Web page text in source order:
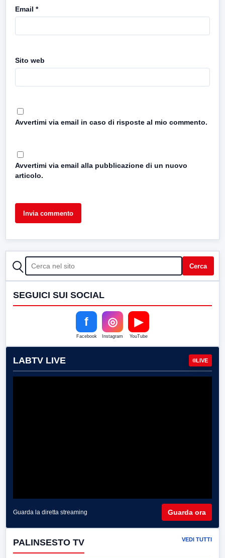
Email *
Sito web
Avvertimi via email in caso di risposte al mio commento.
Avvertimi via email alla pubblicazione di un nuovo
articolo.
CERCA Cerca
SEGUICI SUI SOCIAL
f
Facebook
◎
Instagram
▶
YouTube
LABTV LIVE LIVE
Guarda la diretta streaming Guarda ora
PALINSESTO TV VEDI TUTTI